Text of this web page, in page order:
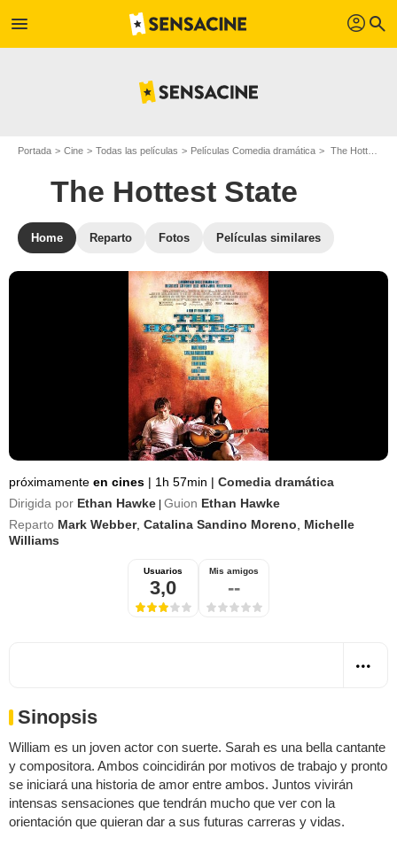
menu profil search
Portada Cine Todas las películas Películas Comedia dramática The Hottest State
The Hottest State
Home Reparto Fotos Películas similares
próximamente en cines | 1h 57min | Comedia dramática
Dirigida por Ethan Hawke Guion Ethan Hawke
Reparto Mark Webber, Catalina Sandino Moreno
Michelle
Williams
Usuarios
3,0
Mis amigos
--
Sinopsis
William es un joven actor con suerte. Sarah es una bella cantante
y compositora. Ambos coincidirán por motivos de trabajo y pronto
se iniciará una historia de amor entre ambos. Juntos vivirán
intensas sensaciones que tendrán mucho que ver con la
orientación que quieran dar a sus futuras carreras y vidas.